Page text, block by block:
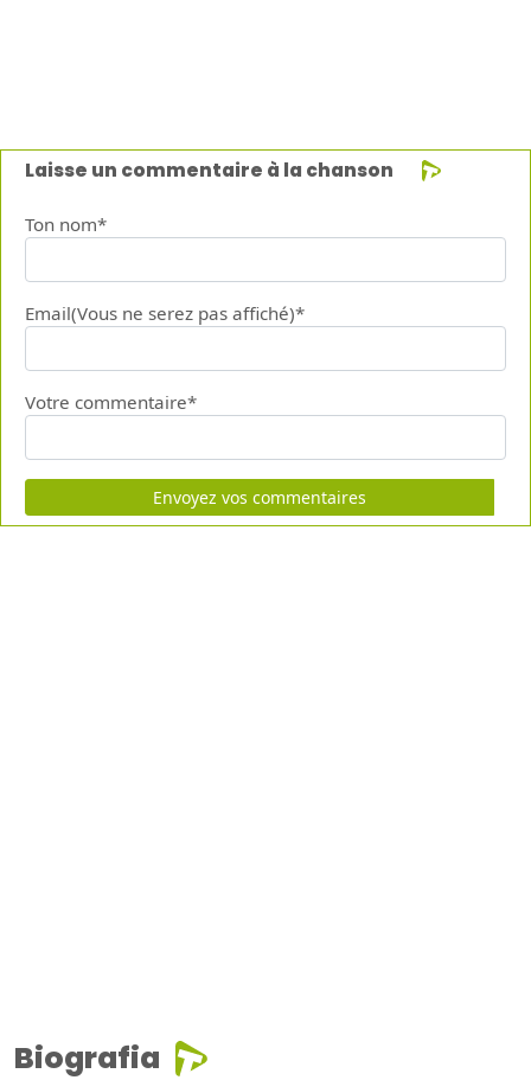
Laisse un commentaire à la chanson
Ton nom*
Email(Vous ne serez pas affiché)*
Votre commentaire*
Envoyez vos commentaires
Biografia